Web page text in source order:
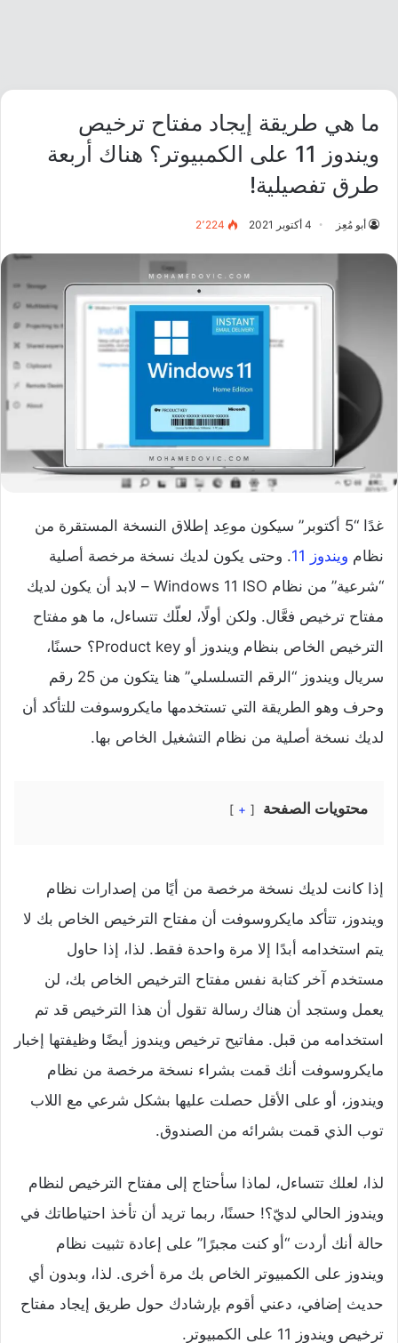
ما هي طريقة إيجاد مفتاح ترخيص
ويندوز 11 على الكمبيوتر؟ هناك أربعة
طرق تفصيلية!
أبو مُعِز 4 أكتوبر 2021 2٬224
غدًا “5 أكتوبر” سيكون موعِد إطلاق النسخة المستقرة من
نظام ويندوز 11
. وحتى يكون لديك نسخة مرخصة أصلية
“شرعية” من نظام Windows 11 ISO – لابد أن يكون لديك
مفتاح ترخيص فعَّال. ولكن أولًا، لعلّك تتساءل، ما هو مفتاح
الترخيص الخاص بنظام ويندوز أو Product key؟ حسنًا،
سريال ويندوز “الرقم التسلسلي” هنا يتكون من 25 رقم
وحرف وهو الطريقة التي تستخدمها مايكروسوفت للتأكد أن
لديك نسخة أصلية من نظام التشغيل الخاص بها.
محتويات الصفحة +
إذا كانت لديك نسخة مرخصة من أيًا من إصدارات نظام
ويندوز، تتأكد مايكروسوفت أن مفتاح الترخيص الخاص بك لا
يتم استخدامه أبدًا إلا مرة واحدة فقط. لذا، إذا حاول
مستخدم آخر كتابة نفس مفتاح الترخيص الخاص بك، لن
يعمل وستجد أن هناك رسالة تقول أن هذا الترخيص قد تم
استخدامه من قبل. مفاتيح ترخيص ويندوز أيضًا وظيفتها إخبار
مايكروسوفت أنك قمت بشراء نسخة مرخصة من نظام
ويندوز، أو على الأقل حصلت عليها بشكل شرعي مع اللاب
توب الذي قمت بشرائه من الصندوق.
لذا، لعلك تتساءل، لماذا سأحتاج إلى مفتاح الترخيص لنظام
ويندوز الحالي لديّ؟! حسنًا، ربما تريد أن تأخذ احتياطاتك في
حالة أنك أردت “أو كنت مجبرًا” على إعادة تثبيت نظام
ويندوز على الكمبيوتر الخاص بك مرة أخرى. لذا، وبدون أي
حديث إضافي، دعني أقوم بإرشادك حول طريق إيجاد مفتاح
ترخيص ويندوز 11 على الكمبيوتر.